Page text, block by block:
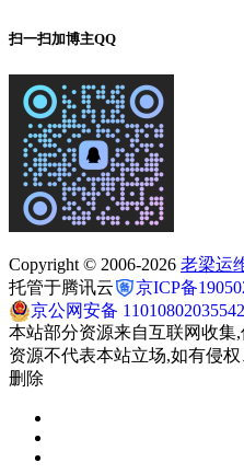
扫一扫加博主QQ
Copyright © 2006-2026 老梁运
托管于腾讯云
京ICP备
京公网安备
本站部分资源来自互联网收集
资源不代表本站立场,如有侵
删除